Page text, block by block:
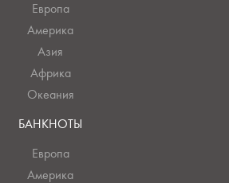
Европа
Америка
Азия
Африка
Океания
БАНКНОТЫ
Европа
Америка